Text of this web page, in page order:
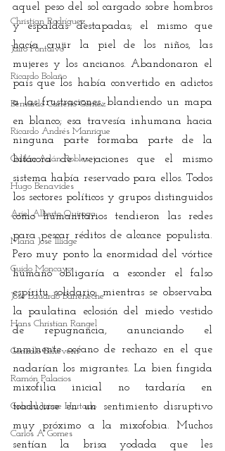
Christian Rodríguez
Jairo Fontalvo
Ricardo Bolaño
Bernardo Carreño Gómez
Ricardo Andrés Manrique
Odilón Adán Robles
Hugo Benavides
Ariel Alberto Quiroga
María José Illidge
Guido Moncayo
José Eduardo Barreneche
Hans Christian Rangel
Gonzalo Echeverri
Ramón Palacios
Gabriel Jaime Hurtado
Carlos A Gomes
aquel peso del sol cargado sobre hombros
y espaldas destapadas; el mismo que
hacía crujir la piel de los niños, las
mujeres y los ancianos. Abandonaron el
país que los había convertido en adictos
a las frustraciones, blandiendo un mapa
en blanco; esa travesía inhumana hacia
ninguna parte formaba parte de la
bitácora de vejaciones que el mismo
sistema había reservado para ellos. Todos
los sectores políticos y grupos distinguidos
como humanitarios tendieron las redes
para pescar réditos de alcance populista.
Pero muy ponto la enormidad del vórtice
humano obligaría a esconder el falso
espíritu solidario, mientras se observaba
la paulatina eclosión del miedo vestido
de repugnancia, anunciando el
inminente océano de rechazo en el que
nadarían los migrantes. La bien fingida
mixofilia inicial no tardaría en
traducirse en un sentimiento disruptivo
muy próximo a la mixofobia. Muchos
sentían la brisa yodada que les